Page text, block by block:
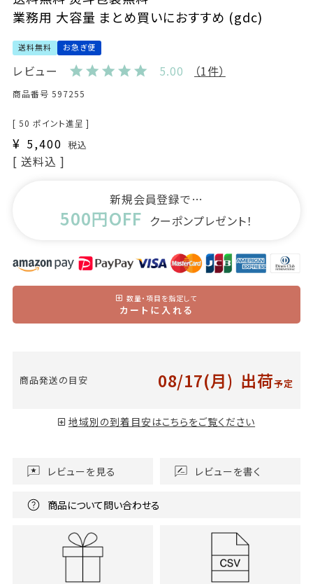
業務用 大容量 まとめ買いにおすすめ (gdc)
送料無料 お急ぎ便
レビュー 5.00 （1件）
商品番号 597255
[ 50 ポイント進呈 ]
¥ 5,400 税込
送料込
新規会員登録で…
500円OFF クーポンプレゼント！
数量・項目を指定して
カートに入れる
商品発送の目安 08/17(月) 出荷予定
地域別の到着目安はこちらをご覧ください
レビューを見る レビューを書く
商品について問い合わせる